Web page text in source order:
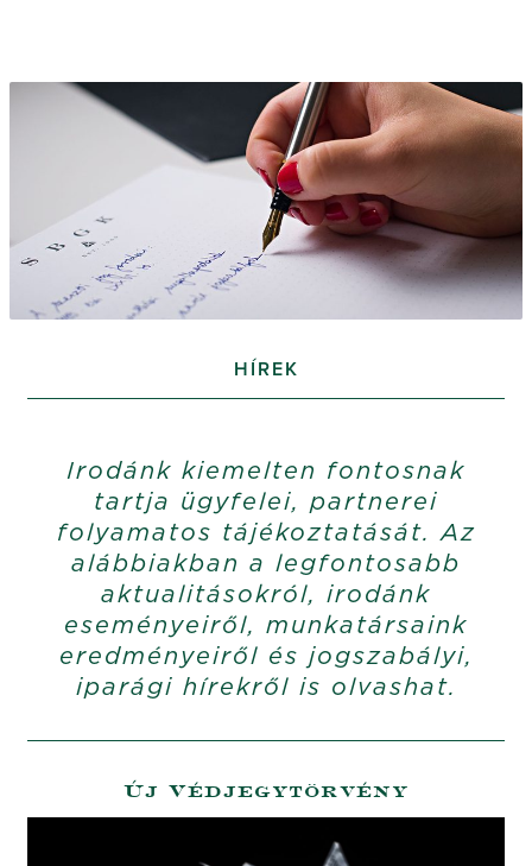
HÍREK
Irodánk kiemelten fontosnak
tartja ügyfelei, partnerei
folyamatos tájékoztatását. Az
alábbiakban a legfontosabb
aktualitásokról, irodánk
eseményeiről, munkatársaink
eredményeiről és jogszabályi,
iparági hírekről is olvashat.
Új Védjegytörvény